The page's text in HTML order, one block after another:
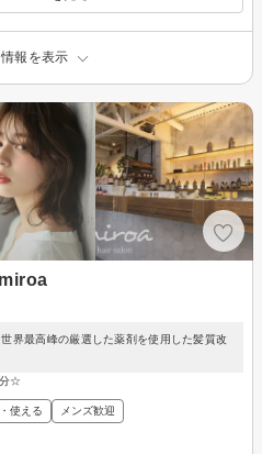
報を表示
界最高峰の厳選した薬剤を使用した髪質改
分☆
使える メンズ歓迎